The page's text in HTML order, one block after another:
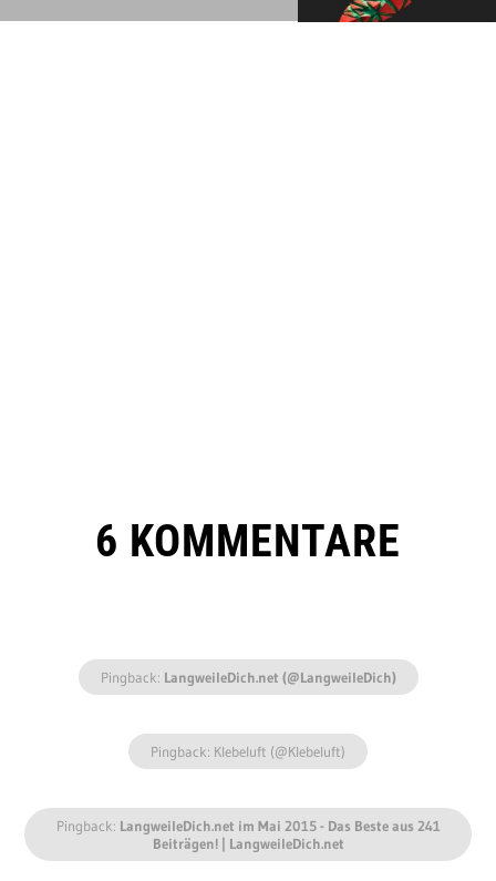
6 KOMMENTARE
Pingback: LangweileDich.net (@LangweileDich)
Pingback: Klebeluft (@Klebeluft)
Pingback: LangweileDich.net im Mai 2015 - Das Beste aus 241
Beiträgen! | LangweileDich.net